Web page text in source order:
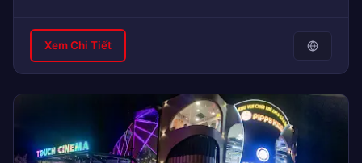
Xem Chi Tiết